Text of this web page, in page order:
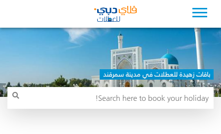
باقات زهيدة للعطلات في مدينة سمرقند